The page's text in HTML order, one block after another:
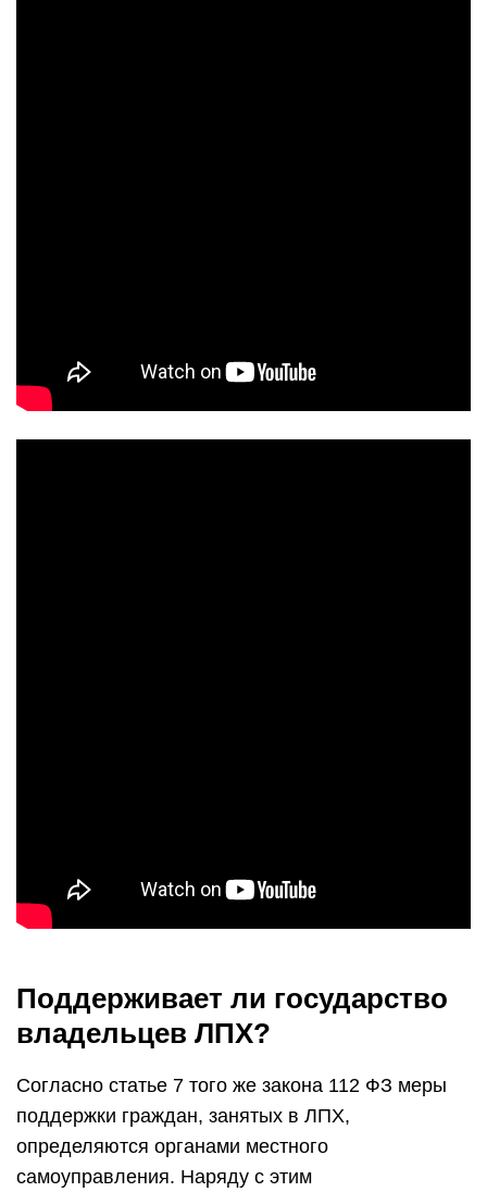
Поддерживает ли государство
владельцев ЛПХ?
Согласно статье 7 того же закона 112 ФЗ меры
поддержки граждан, занятых в ЛПХ,
определяются органами местного
самоуправления. Наряду с этим